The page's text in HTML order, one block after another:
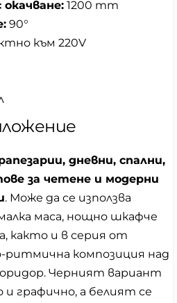
1200 mm
90°
към 220V
дневни, спални,
за четене и модерни
. Може да се използва
маса, нощно шкафче
както и в серия от
ритмична композиция над
Черният вариант
графично, а белият се